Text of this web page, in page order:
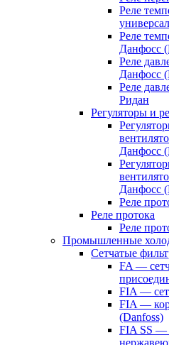
Реле
Реле
Данфосс
Реле
Данфосс
Реле
Ридан
Регуляторы и
Данфосс
Данфосс
Реле
Реле протока
Реле
Промышленные
Сетчатые
FA —
FIA —
FIA —
(Danfoss)
FIA SS —